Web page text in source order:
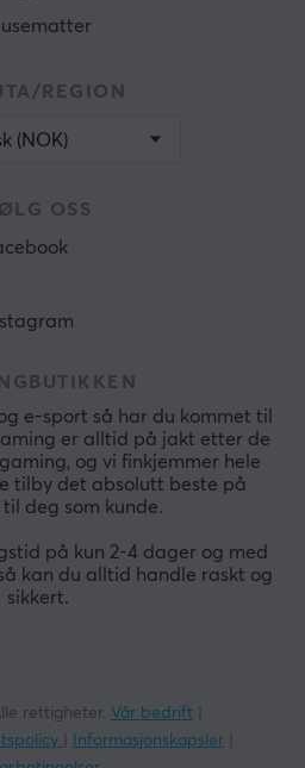
REGION
(NOK)
OSS
e-sport så har du kommet til
er alltid på jakt etter de
og vi finkjemmer hele
tilby det absolutt beste på
deg som kunde.
på kun 2-4 dager og med
kan du alltid handle raskt og
sikkert.
rettigheter. Vår bedrift
Informasjonskapsler